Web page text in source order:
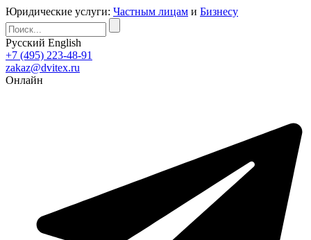
Юридические услуги: Частным лицам и Бизнесу
Русский English
+7 (495) 223-48-91
zakaz@dvitex.ru
Онлайн